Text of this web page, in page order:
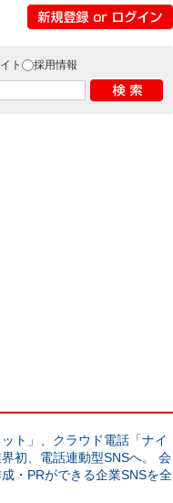
ト 採用情報
ト」、クラウド電話「ナイ
初、電話連動型SNSへ。 会
・PRができる企業SNSを全